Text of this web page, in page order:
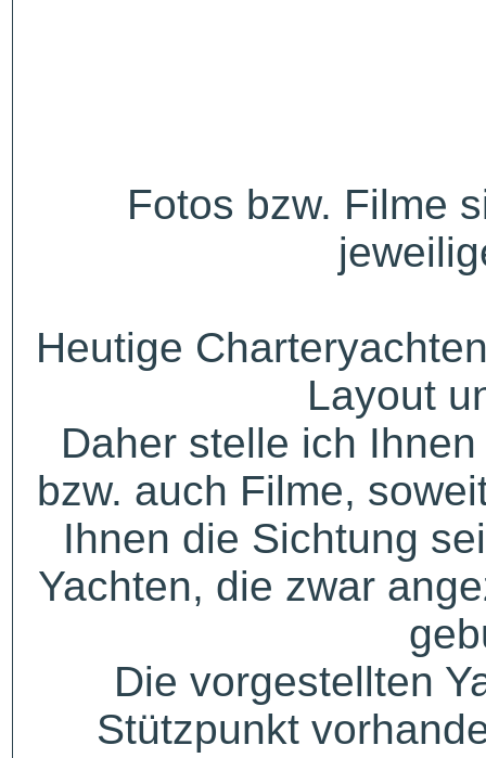
Fotos bzw. Filme
Heutige
Layout
Daher stelle ich
bzw. auch Filme,
Ihnen die Sichtung
Yachten, die zwar
Die vorgestellten
Stützpunkt